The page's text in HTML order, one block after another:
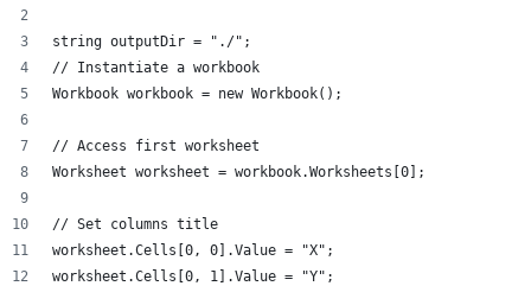
string outputDir = "./";
// Instantiate a workbook
Workbook workbook = new Workbook();
// Access first worksheet
Worksheet worksheet = workbook.Worksheets[0];
// Set columns title
worksheet.Cells[0, 0].Value = "X";
worksheet.Cells[0, 1].Value = "Y";